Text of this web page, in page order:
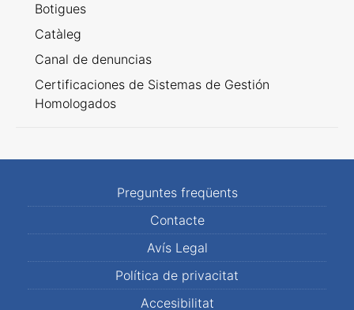
Botigues
Catàleg
Canal de denuncias
Certificaciones de Sistemas de Gestión
Homologados
Preguntes freqüents
Contacte
Avís Legal
Política de privacitat
Accesibilitat